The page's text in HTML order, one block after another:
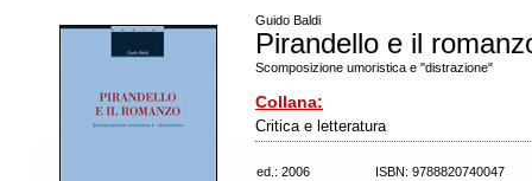
Guido Baldi
Pirandello e il
Scomposizione umoristica e "distrazione"
Collana:
Critica e letteratura
ed.: 2006
ISBN: 9788820740047